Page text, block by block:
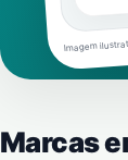
Imagem
Marcas